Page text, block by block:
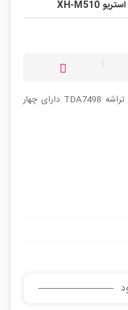
تقویت کننده 2x100 وات مبتنی بر تراشه TDA7498 دارای چهار